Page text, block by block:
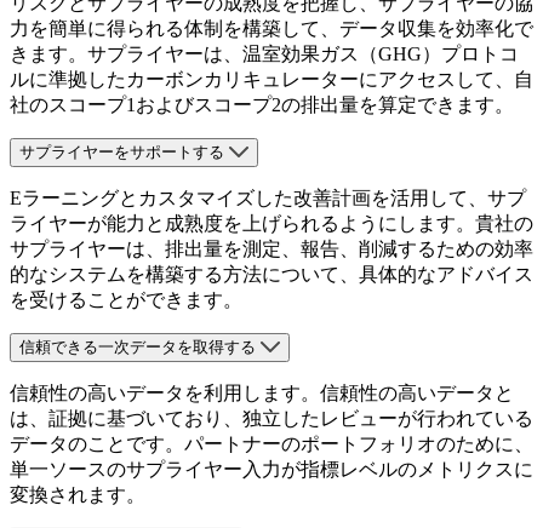
力を簡単に得られる体制を構築して、データ収集を効率化で
きます。サプライヤーは、温室効果ガス（GHG）プロトコ
ルに準拠したカーボンカリキュレーターにアクセスして、自
社のスコープ1およびスコープ2の排出量を算定できます。
サプライヤーをサポートする
Eラーニングとカスタマイズした改善計画を活用して、サプ
ライヤーが能力と成熟度を上げられるようにします。貴社の
サプライヤーは、排出量を測定、報告、削減するための効率
的なシステムを構築する方法について、具体的なアドバイス
を受けることができます。
信頼できる一次データを取得する
信頼性の高いデータを利用します。信頼性の高いデータと
は、証拠に基づいており、独立したレビューが行われている
データのことです。パートナーのポートフォリオのために、
単一ソースのサプライヤー入力が指標レベルのメトリクスに
変換されます。